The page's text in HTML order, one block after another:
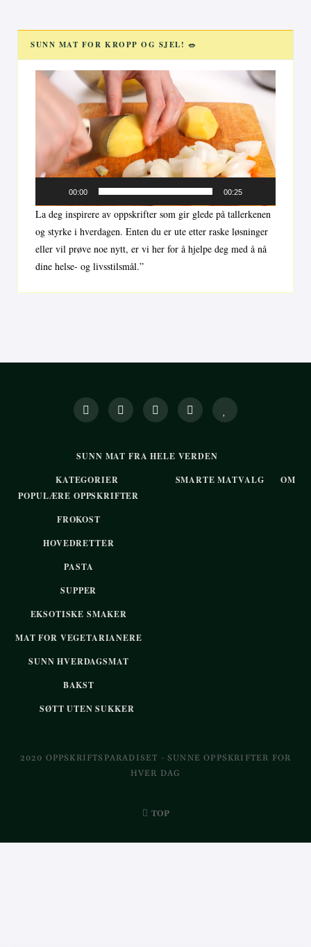
SUNN MAT FOR KROPP OG SJEL! 🥗
Videoavspiller
00:00 00:25
La deg inspirere av oppskrifter som gir glede på tallerkenen
og styrke i hverdagen. Enten du er ute etter raske løsninger
eller vil prøve noe nytt, er vi her for å hjelpe deg med å nå
dine helse- og livsstilsmål.”
SUNN MAT FRA HELE VERDEN
KATEGORIER
POPULÆRE OPPSKRIFTER
FROKOST
HOVEDRETTER
PASTA
SUPPER
EKSOTISKE SMAKER
MAT FOR VEGETARIANERE
SUNN HVERDAGSMAT
BAKST
SØTT UTEN SUKKER
SMARTE MATVALG OM
2020 OPPSKRIFTSPARADISET - SUNNE OPPSKRIFTER FOR
HVER DAG
TOP